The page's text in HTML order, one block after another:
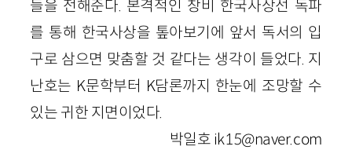
들을 전해준다. 본격적인 창비 한국사상선 독파
를 통해 한국사상을 톺아보기에 앞서 독서의 입
구로 삼으면 맞춤할 것 같다는 생각이 들었다. 지
난호는 K문학부터 K담론까지 한눈에 조망할 수
있는 귀한 지면이었다.
박일호 ik15@naver.com